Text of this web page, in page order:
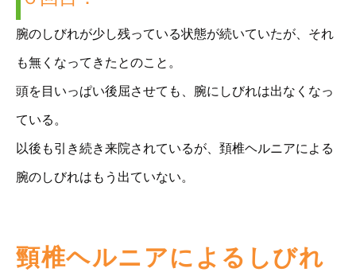
腕のしびれが少し残っている状態が続いていたが、それ
も無くなってきたとのこと。
頭を目いっぱい後屈させても、腕にしびれは出なくなっ
ている。
以後も引き続き来院されているが、頚椎ヘルニアによる
腕のしびれはもう出ていない。
頸椎ヘルニアによるしびれ